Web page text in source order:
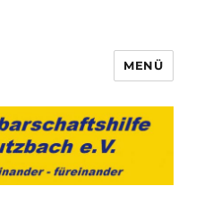
Butzbach
MENÜ